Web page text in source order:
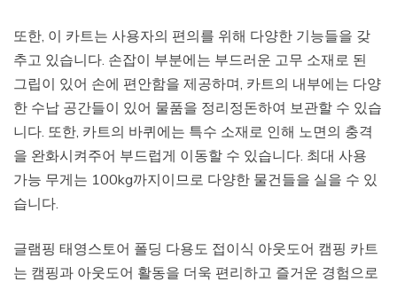
또한, 이 카트는 사용자의 편의를 위해 다양한 기능들을 갖
추고 있습니다. 손잡이 부분에는 부드러운 고무 소재로 된
그립이 있어 손에 편안함을 제공하며, 카트의 내부에는 다양
한 수납 공간들이 있어 물품을 정리정돈하여 보관할 수 있습
니다. 또한, 카트의 바퀴에는 특수 소재로 인해 노면의 충격
을 완화시켜주어 부드럽게 이동할 수 있습니다. 최대 사용
가능 무게는 100kg까지이므로 다양한 물건들을 실을 수 있
습니다.
글램핑 태영스토어 폴딩 다용도 접이식 아웃도어 캠핑 카트
는 캠핑과 아웃도어 활동을 더욱 편리하고 즐거운 경험으로